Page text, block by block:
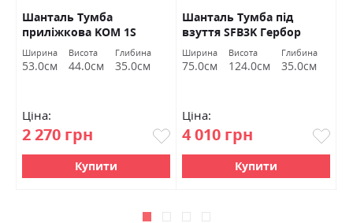
Шанталь Тумба
приліжкова KOM 1S
Гербор
Ширина
53.0см
Висота
44.0см
Глибина
35.0см
Ціна:
2 270 грн
Купити
Шанталь Тумба під
взуття SFB3K Гербор
Ширина
75.0см
Висота
124.0см
Глибина
35.0см
Ціна:
4 010 грн
Купити